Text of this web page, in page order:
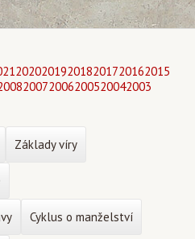
202020192018201720162015
20072006200520042003
Základy víry
Cyklus o manželství